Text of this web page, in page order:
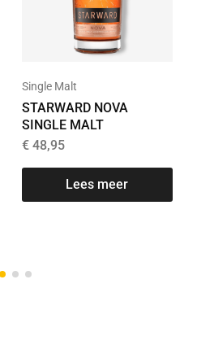
Single Malt
STARWARD NOVA
SINGLE MALT
€48,95
Lees meer